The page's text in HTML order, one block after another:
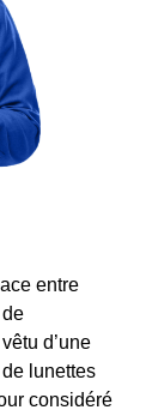
entre
d’une
lunettes
considéré